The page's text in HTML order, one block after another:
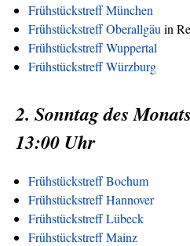
Frühstückstreff München
Frühstückstreff Oberallgäu in
Frühstückstreff Wuppertal
Frühstückstreff Würzburg
2. Sonntag des
13:00 Uhr
Frühstückstreff Bochum
Frühstückstreff Hannover
Frühstückstreff Lübeck
Frühstückstreff Mainz